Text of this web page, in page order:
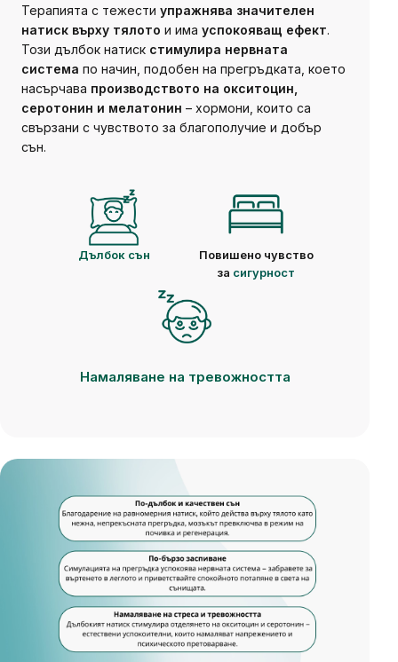
Терапията с тежести упражнява значителен
натиск върху тялото и има успокояващ ефект.
Този дълбок натиск стимулира нервната
система по начин, подобен на прегръдката, което
насърчава производството на окситоцин,
серотонин и мелатонин – хормони, които са
свързани с чувството за благополучие и добър
сън.
Дълбок сън
Повишено чувство
за сигурност
Намаляване на тревожността